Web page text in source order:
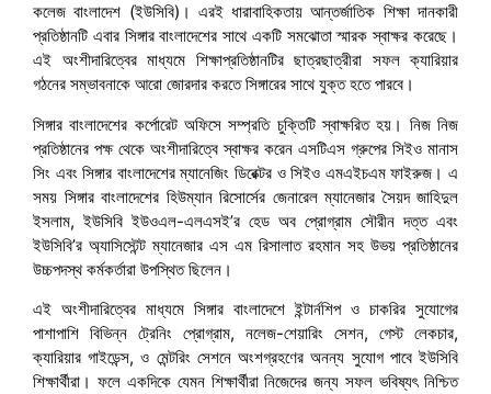
কলেজ বাংলাদেশ (ইউসিবি)। এরই ধারাবাহিকতায় আন্তর্জাতিক শিক্ষা দানকারী
প্রতিষ্ঠানটি এবার সিঙ্গার বাংলাদেশের সাথে একটি সমঝোতা স্মারক স্বাক্ষর করেছে।
এই অংশীদারিত্বের মাধ্যমে শিক্ষাপ্রতিষ্ঠানটির ছাত্রছাত্রীরা সফল ক্যারিয়ার
গঠনের সম্ভাবনাকে আরো জোরদার করতে সিঙ্গারের সাথে যুক্ত হতে পারবে।
সিঙ্গার বাংলাদেশের কর্পোরেট অফিসে সম্প্রতি চুক্তিটি স্বাক্ষরিত হয়। নিজ নিজ
প্রতিষ্ঠানের পক্ষ থেকে অংশীদারিত্বে স্বাক্ষর করেন এসটিএস গ্রুপের সিইও মানাস
সিং এবং সিঙ্গার বাংলাদেশের ম্যানেজিং ডিরেক্টর ও সিইও এমএইচএম ফাইরুজ। এ
সময় সিঙ্গার বাংলাদেশের হিউম্যান রিসোর্সের জেনারেল ম্যানেজার সৈয়দ জাহিদুল
ইসলাম, ইউসিবি ইউওএল-এলএসই’র হেড অব প্রোগ্রাম সৌরীন দত্ত এবং
ইউসিবি’র অ্যাসিস্টেন্ট ম্যানেজার এস এম রিসালাত রহমান সহ উভয় প্রতিষ্ঠানের
উচ্চপদস্থ কর্মকর্তারা উপস্থিত ছিলেন।
এই অংশীদারিত্বের মাধ্যমে সিঙ্গার বাংলাদেশে ইন্টার্নশিপ ও চাকরির সুযোগের
পাশাপাশি বিভিন্ন ট্রেনিং প্রোগ্রাম, নলেজ-শেয়ারিং সেশন, গেস্ট লেকচার,
ক্যারিয়ার গাইডেন্স, ও মেন্টরিং সেশনে অংশগ্রহণের অনন্য সুযোগ পাবে ইউসিবি
শিক্ষার্থীরা। ফলে একদিকে যেমন শিক্ষার্থীরা নিজেদের জন্য সফল ভবিষ্যৎ নিশ্চিত